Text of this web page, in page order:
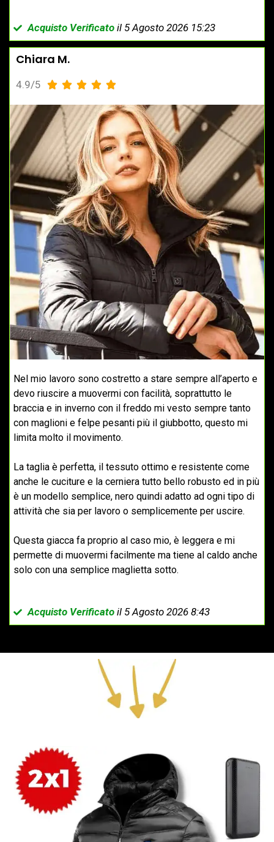
Acquisto Verificatoil 5 Agosto 2026 15:23
Chiara M.
4.9/5     
Nel mio lavoro sono costretto a stare sempre all’aperto e
devo riuscire a muovermi con facilità, soprattutto le
braccia e in inverno con il freddo mi vesto sempre tanto
con maglioni e felpe pesanti più il giubbotto, questo mi
limita molto il movimento.
La taglia è perfetta, il tessuto ottimo e resistente come
anche le cuciture e la cerniera tutto bello robusto ed in più
è un modello semplice, nero quindi adatto ad ogni tipo di
attività che sia per lavoro o semplicemente per uscire.
Questa giacca fa proprio al caso mio, è leggera e mi
permette di muovermi facilmente ma tiene al caldo anche
solo con una semplice maglietta sotto.
Acquisto Verificatoil 5 Agosto 2026 8:43